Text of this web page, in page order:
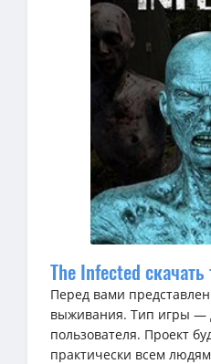
The Infected
Перед вами
выживания. Тип игры —
пользователя. Проект
практически всем